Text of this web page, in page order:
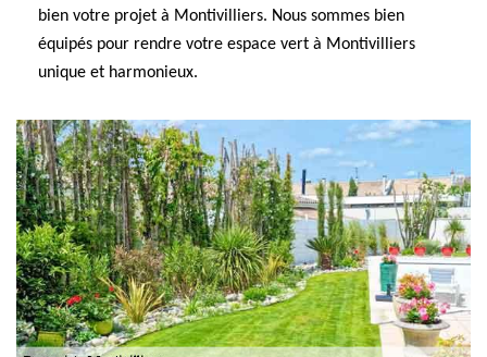
bien votre projet à Montivilliers. Nous sommes bien
équipés pour rendre votre espace vert à Montivilliers
unique et harmonieux.